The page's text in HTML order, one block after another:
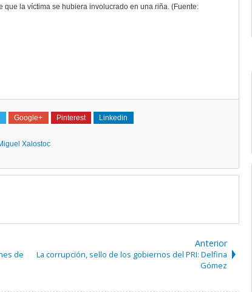
que la víctima se hubiera involucrado en una riña. (Fuente:
Google+ Pinterest Linkedin
Xalostoc
de
Anterior
La corrupción, sello de los gobiernos del PRI: Delfina
Gómez